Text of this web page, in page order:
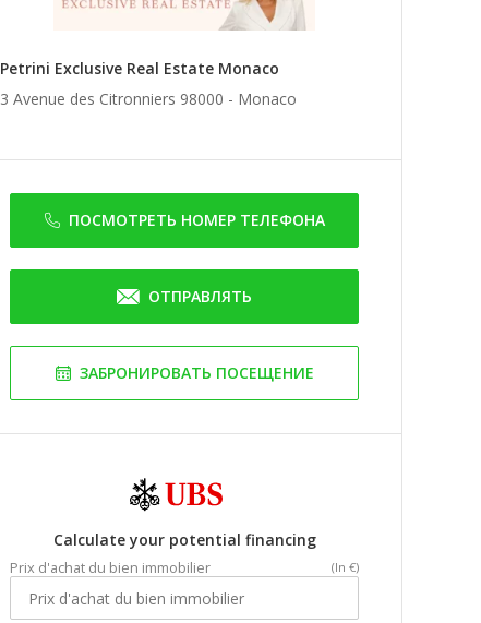
Petrini Exclusive Real Estate Monaco
3 Avenue des Citronniers 98000 - Monaco
ПОСМОТРЕТЬ НОМЕР ТЕЛЕФОНА
ОТПРАВЛЯТЬ
ЗАБРОНИРОВАТЬ ПОСЕЩЕНИЕ
Calculate your potential financing
Prix d'achat du bien immobilier (In €)